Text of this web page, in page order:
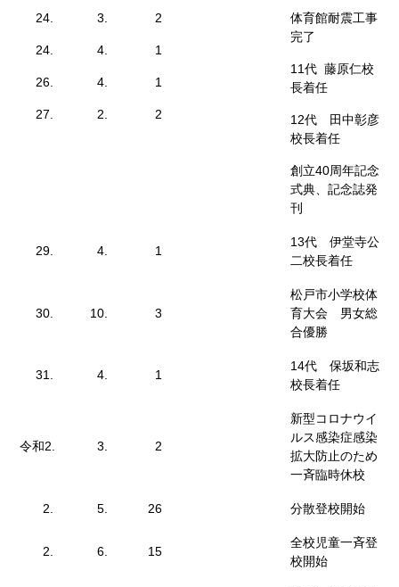
24.
24.
26.
27.
3.
4.
4.
2.
2
1
1
2
体育館耐震工事
完了
11代 藤原仁校
長着任
12代 田中彰彦
校長着任
創立40周年記念
式典、記念誌発
刊
29. 4. 1
13代 伊堂寺公
二校長着任
30. 10. 3
松戸市小学校体
育大会 男女総
合優勝
31. 4. 1
14代 保坂和志
校長着任
令和2. 3. 2
新型コロナウイ
ルス感染症感染
拡大防止のため
一斉臨時休校
2. 5. 26 分散登校開始
2. 6. 15
全校児童一斉登
校開始